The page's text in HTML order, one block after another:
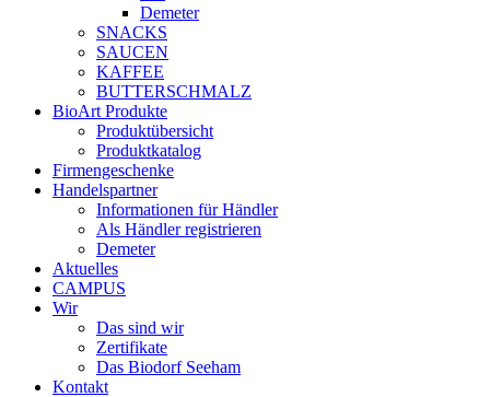
Demeter
SNACKS
SAUCEN
KAFFEE
BUTTERSCHMALZ
BioArt Produkte
Produktübersicht
Produktkatalog
Firmengeschenke
Handelspartner
Informationen für Händler
Als Händler registrieren
Demeter
Aktuelles
CAMPUS
Wir
Das sind wir
Zertifikate
Das Biodorf Seeham
Kontakt